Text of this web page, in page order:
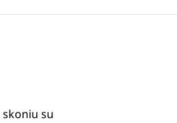
su